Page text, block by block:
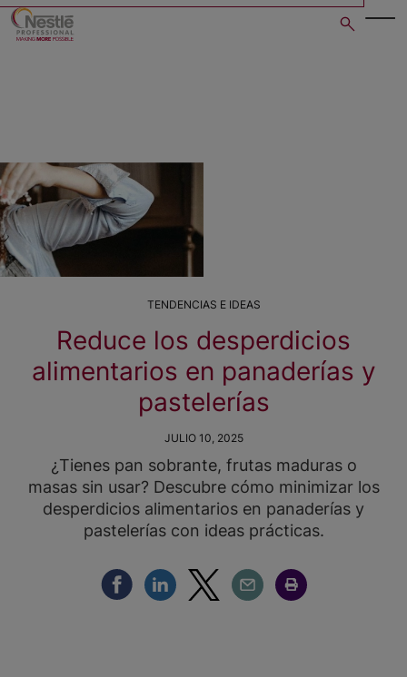
Skip
TENDENCIAS E IDEAS
Reduce los desperdicios
alimentarios en panaderías y
pastelerías
JULIO 10, 2025
¿Tienes pan sobrante, frutas maduras o
masas sin usar? Descubre cómo minimizar los
desperdicios alimentarios en panaderías y
pastelerías con ideas prácticas.
Compartir Facebook
Compartir Linkedin
Compartir Twitter
Compartir Email
Compartir Imprimir